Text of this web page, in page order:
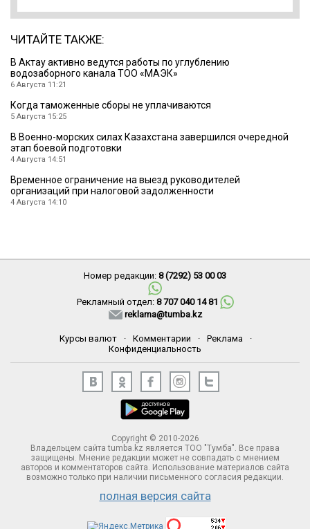
ЧИТАЙТЕ ТАКЖЕ:
В Актау активно ведутся работы по углублению
водозаборного канала ТОО «МАЭК»
6 Августа 11:21
Когда таможенные сборы не уплачиваются
5 Августа 15:25
В Военно-морских силах Казахстана завершился очередной
этап боевой подготовки
4 Августа 14:51
Временное ограничение на выезд руководителей
организаций при налоговой задолженности
4 Августа 14:10
Номер редакции: 8 (7292) 53 00 03
Рекламный отдел: 8 707 040 14 81
reklama@tumba.kz
Курсы валют · Комментарии · Реклама
·
Конфиденциальность
Copyright © 2010-2026
Владельцем сайта tumba.kz является ТОО "Тумба". Все права
защищены. Мнение редакции может не совпадать с мнением
авторов и комментаторов сайта. Использование материалов сайта
возможно только при наличии письменного согласия редакции.
полная версия сайта